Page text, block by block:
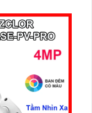
sát chính xác, giảm
lên đến 256GB